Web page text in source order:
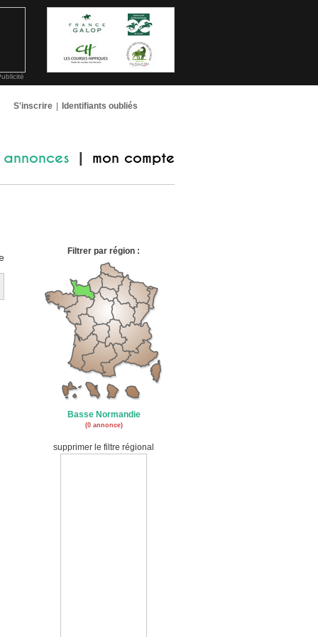
S'inscrire Identifiants oubliés
annonces mon compte
Filtrer par région :
Basse Normandie
(0 annonce)
supprimer le filtre régional